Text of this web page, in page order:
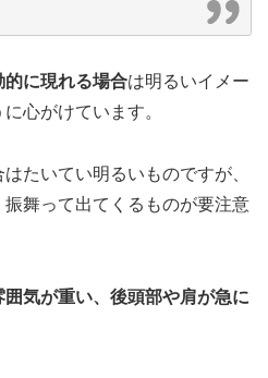
的に現れる場合は明るいイメー
心がけています。
たいてい明るいものですが、
舞って出てくるものが要注意
囲気が重い、後頭部や肩が急に